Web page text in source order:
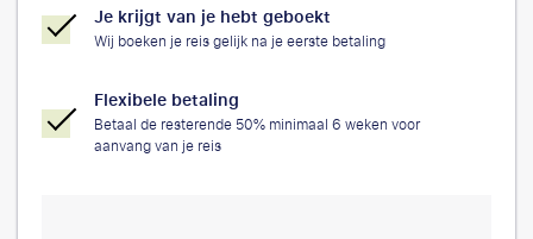
Je krijgt van je hebt geboekt
Wij boeken je reis gelijk na je eerste betaling
Flexibele betaling
Betaal de resterende 50% minimaal 6 weken voor
aanvang van je reis